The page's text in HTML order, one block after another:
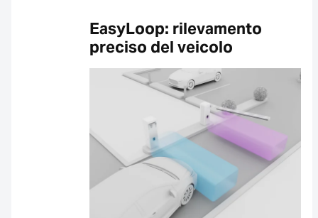
EasyLoop: rilevamento
preciso del veicolo